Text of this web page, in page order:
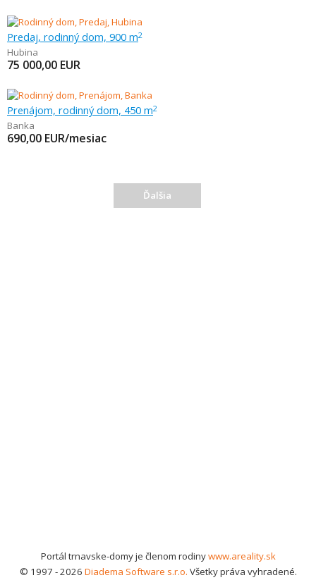
Predaj, rodinný dom, 900 m2
Hubina
75 000,00 EUR
Prenájom, rodinný dom, 450 m2
Banka
690,00 EUR/mesiac
Ďalšia
Portál trnavske-domy je členom rodinywww.areality.sk
© 1997 - 2026 Diadema Software s.r.o. Všetky práva vyhradené.